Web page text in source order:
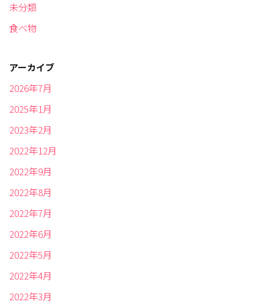
未分類
食べ物
アーカイブ
2026年7月
2025年1月
2023年2月
2022年12月
2022年9月
2022年8月
2022年7月
2022年6月
2022年5月
2022年4月
2022年3月